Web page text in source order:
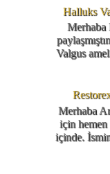
Halluks
Merhaba
Valgus
Merhaba
için hemen
içinde.